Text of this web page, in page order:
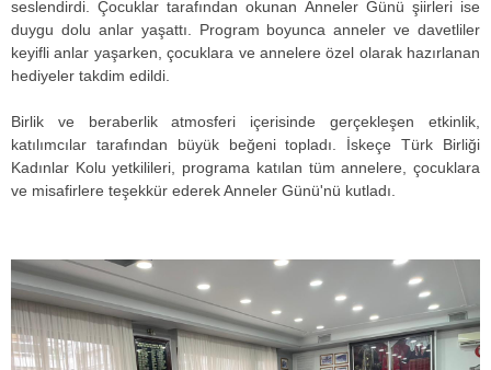
seslendirdi. Çocuklar tarafından okunan Anneler Günü şiirleri ise
duygu dolu anlar yaşattı. Program boyunca anneler ve davetliler
keyifli anlar yaşarken, çocuklara ve annelere özel olarak hazırlanan
hediyeler takdim edildi.
Birlik ve beraberlik atmosferi içerisinde gerçekleşen etkinlik,
katılımcılar tarafından büyük beğeni topladı. İskeçe Türk Birliği
Kadınlar Kolu yetkilileri, programa katılan tüm annelere, çocuklara
ve misafirlere teşekkür ederek Anneler Günü'nü kutladı.